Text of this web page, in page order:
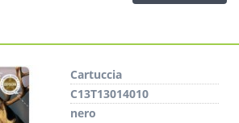
Cartuccia
C13T13014010
nero